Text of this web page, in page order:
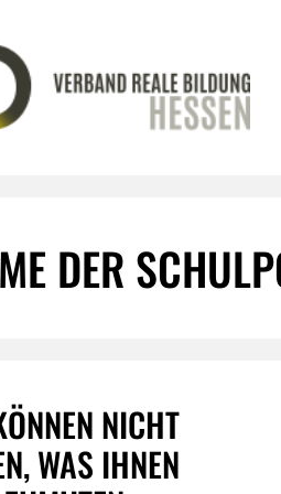
DER
NICHT
WAS IHNEN